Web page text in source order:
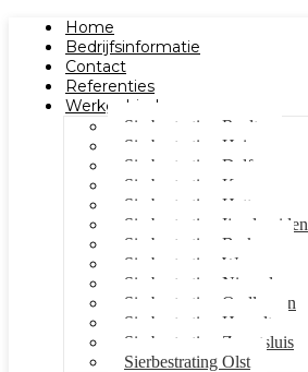
Home
Bedrijfsinformatie
Contact
Referenties
Werkgebied
Sierbestrating Raalte
Sierbestrating Heino
Sierbestrating Dalfsen
Sierbestrating Kampen
Sierbestrating Hattem
Sierbestrating Ijsselmuiden
Sierbestrating Berkum
Sierbestrating Wezep
Sierbestrating Nieuwleusen
Sierbestrating Oudleusen
Sierbestrating Hasselt
Sierbestrating Zwartsluis
Sierbestrating Olst